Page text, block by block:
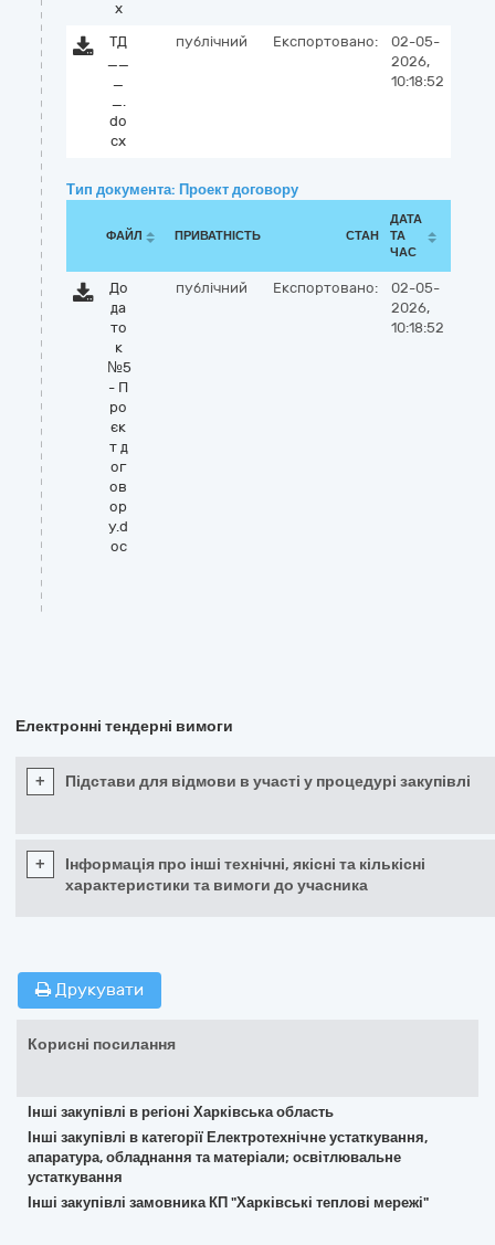
x
ТД
__
_
_.
do
cx
публічний Експортовано:
02-05-
2026,
10:18:52
Тип документа: Проект договору
ФАЙЛ ПРИВАТНІСТЬ СТАН
ДАТА
ТА
ЧАС
До
да
то
к
№5
- П
ро
єк
т д
ог
ов
ор
у.d
oc
публічний Експортовано:
02-05-
2026,
10:18:52
Електронні тендерні вимоги
+ Підстави для відмови в участі у процедурі закупівлі
+
Інформація про інші технічні, якісні та кількісні
характеристики та вимоги до учасника
Друкувати
Корисні посилання
Інші закупівлі в регіоні Харківська область
Інші закупівлі в категорії Електротехнічне устаткування,
апаратура, обладнання та матеріали; освітлювальне
устаткування
Інші закупівлі замовника КП "Харківські теплові мережі"